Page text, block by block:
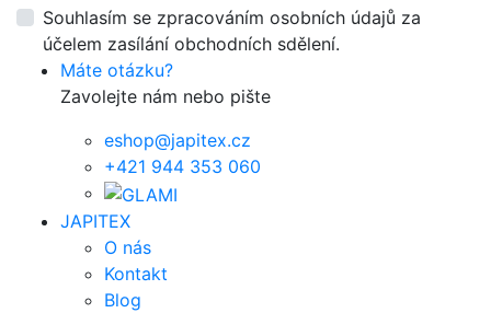
Souhlasím se zpracováním osobních údajů za
účelem zasílání obchodních sdělení.
Máte otázku?
Zavolejte nám nebo pište
eshop@japitex.cz
+421 944 353 060
JAPITEX
O nás
Kontakt
Blog